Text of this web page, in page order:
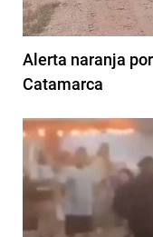
Alerta naranja
Catamarca